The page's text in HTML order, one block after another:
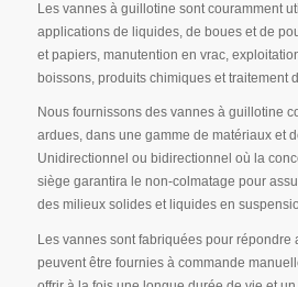
Les vannes à guillotine sont couramment
applications de liquides, de boues et de
et papiers, manutention en vrac,
boissons, produits chimiques et traitement
Nous fournissons des vannes à guillotine
ardues, dans une gamme de matériaux et
Unidirectionnel ou bidirectionnel où la
siège garantira le non-colmatage pour
des milieux solides et liquides en
Les vannes sont fabriquées pour répondre
peuvent être fournies à commande